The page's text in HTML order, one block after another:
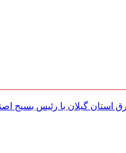
گیلان با رئیس بسیج